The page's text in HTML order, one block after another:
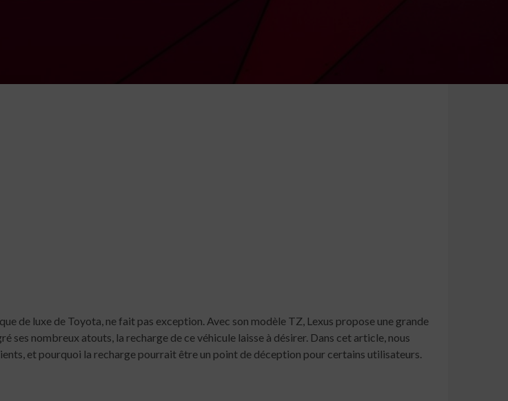
de luxe de Toyota, ne fait pas exception. Avec son modèle TZ, Lexus propose une grande
ses nombreux atouts, la recharge de ce véhicule laisse à désirer. Dans cet article, nous
et pourquoi la recharge pourrait être un point de déception pour certains utilisateurs.